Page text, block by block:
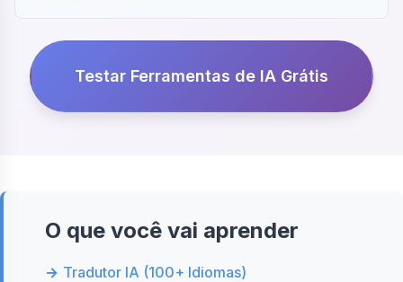
Testar Ferramentas de IA Grátis
O que você vai aprender
Tradutor IA (100+ Idiomas)